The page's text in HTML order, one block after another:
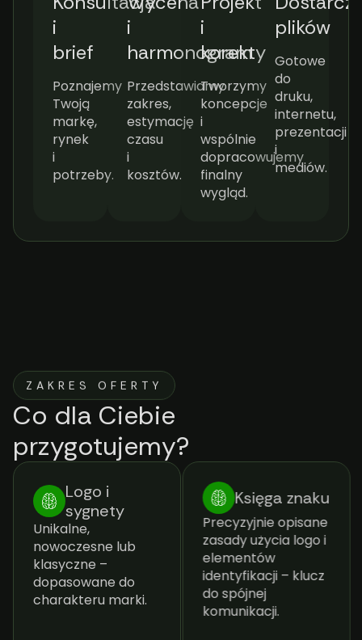
i
brief
Poznajemy
Twoją
markę,
rynek
i
potrzeby.
i
harmonogram
Przedstawiamy
zakres,
estymację
czasu
i
kosztów.
i
korekty
Tworzymy
koncepcje
i
wspólnie
dopracowujemy
finalny
wygląd.
plików
Gotowe
do
druku,
internetu,
prezentacji
i
mediów.
ZAKRES OFERTY
Co dla Ciebie
przygotujemy?
Logo i
sygnety
Unikalne,
nowoczesne lub
klasyczne –
dopasowane do
charakteru marki.
Księga znaku
Precyzyjnie opisane
zasady użycia logo i
elementów
identyfikacji – klucz
do spójnej
komunikacji.